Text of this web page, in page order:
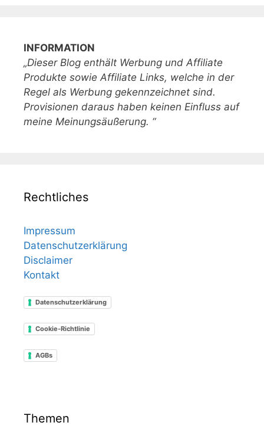
INFORMATION
„Dieser Blog enthält Werbung und Affiliate
Produkte sowie Affiliate Links, welche in der
Regel als Werbung gekennzeichnet sind.
Provisionen daraus haben keinen Einfluss auf
meine Meinungsäußerung. “
Rechtliches
Impressum
Datenschutzerklärung
Disclaimer
Kontakt
Datenschutzerklärung
Cookie-Richtlinie
AGBs
Themen